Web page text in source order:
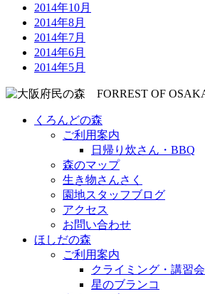
2014年10月
2014年8月
2014年7月
2014年6月
2014年5月
くろんどの森
ご利用案内
日帰り炊さん・BBQ
森のマップ
生き物さんさく
園地スタッフブログ
アクセス
お問い合わせ
ほしだの森
ご利用案内
クライミング・講習会
星のブランコ